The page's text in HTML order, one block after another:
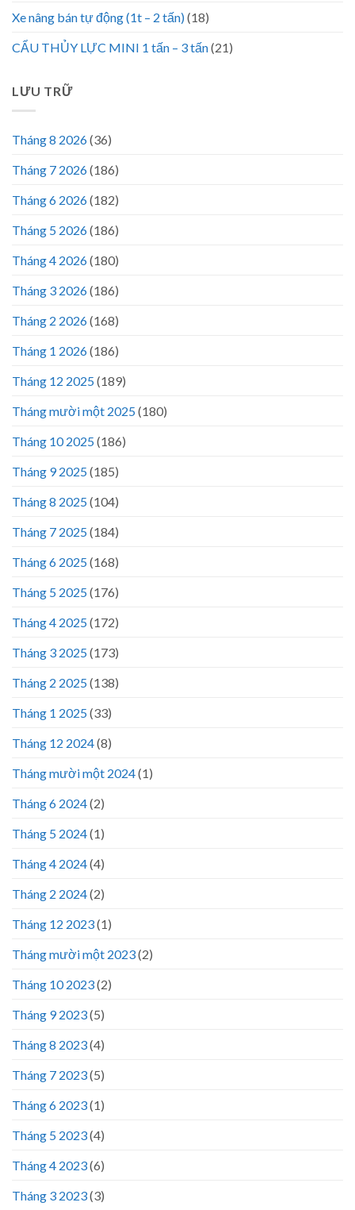
Xe nâng bán tự động (1t – 2 tấn)(18)
CẨU THỦY LỰC MINI 1 tấn – 3 tấn(21)
LƯU TRỮ
Tháng 8 2026(36)
Tháng 7 2026(186)
Tháng 6 2026(182)
Tháng 5 2026(186)
Tháng 4 2026(180)
Tháng 3 2026(186)
Tháng 2 2026(168)
Tháng 1 2026(186)
Tháng 12 2025(189)
Tháng mười một 2025(180)
Tháng 10 2025(186)
Tháng 9 2025(185)
Tháng 8 2025(104)
Tháng 7 2025(184)
Tháng 6 2025(168)
Tháng 5 2025(176)
Tháng 4 2025(172)
Tháng 3 2025(173)
Tháng 2 2025(138)
Tháng 1 2025(33)
Tháng 12 2024(8)
Tháng mười một 2024(1)
Tháng 6 2024(2)
Tháng 5 2024(1)
Tháng 4 2024(4)
Tháng 2 2024(2)
Tháng 12 2023(1)
Tháng mười một 2023(2)
Tháng 10 2023(2)
Tháng 9 2023(5)
Tháng 8 2023(4)
Tháng 7 2023(5)
Tháng 6 2023(1)
Tháng 5 2023(4)
Tháng 4 2023(6)
Tháng 3 2023(3)